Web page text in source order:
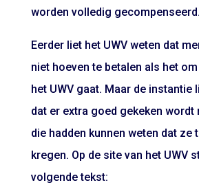
worden volledig gecompenseerd.
Eerder liet het UWV weten dat
niet hoeven te betalen als het
het UWV gaat. Maar de instantie
dat er extra goed gekeken wordt
die hadden kunnen weten dat ze
kregen. Op de site van het UWV
volgende tekst: